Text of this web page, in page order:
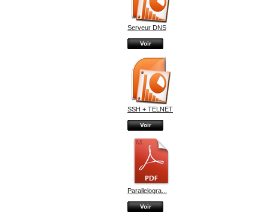
Serveur DNS
Voir
SSH + TELNET
Voir
Parallelogra...
Voir